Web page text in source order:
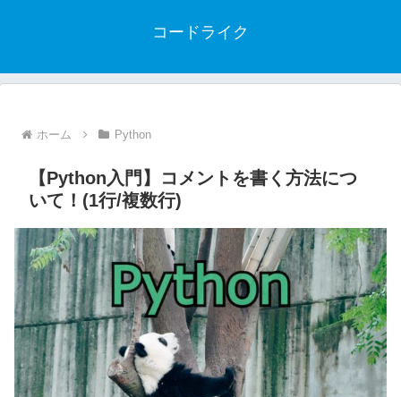
コードライク
ホーム Python
【Python入門】コメントを書く方法につ
いて！(1行/複数行)